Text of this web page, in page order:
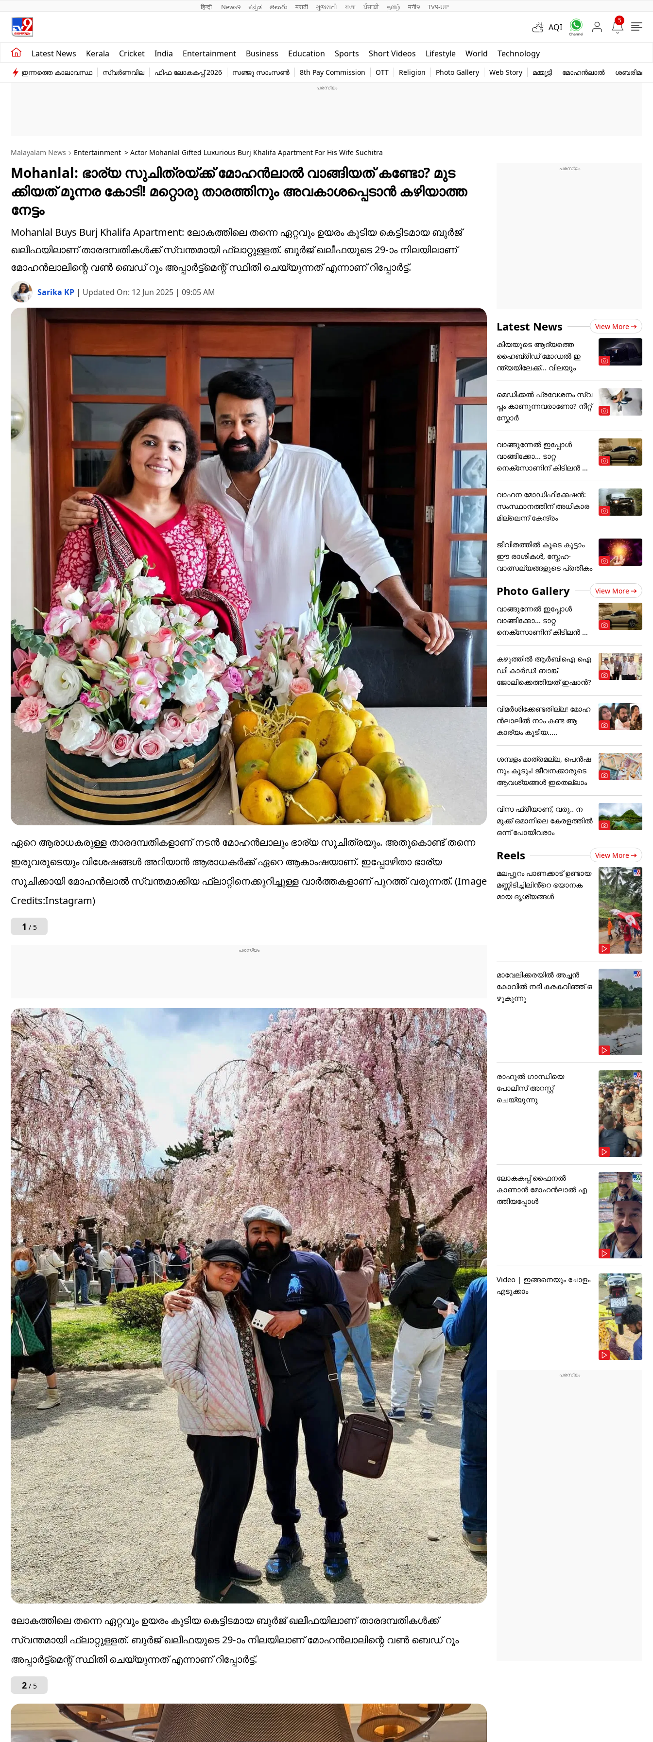
हिन्दी News9 ಕನ್ನಡ తెలుగు मराठी ગુજરાતી বাংলা ਪੰਜਾਬੀ தமிழ் मनी9 TV9-UP
AQI
5
Latest News Kerala Cricket India Entertainment Business Education Sports Short Videos Lifestyle World Technology
Kerala
India
Education
world
Web Story
ഇന്നത്തെ കാലാവസ്ഥ സ്വർണവില ഫിഫ ലോകകപ്പ് 2026 സഞ്ജു സാംസൺ 8th Pay Commission OTT Religion Photo Gallery Web Story മമ്മൂട്ടി മോഹൻലാൽ ശബരിമല
Malayalam News Entertainment > Actor Mohanlal Gifted Luxurious Burj Khalifa Apartment For His Wife Suchitra
Mohanlal: ഭാര്യ സുചിത്രയ്ക്ക് മോഹൻലാൽ വാങ്ങിയത് കണ്ടോ? മുട​
ക്കിയത് മൂന്നര കോടി! മറ്റൊരു താരത്തിനും അവകാശപ്പെടാൻ കഴിയാത്ത
നേട്ടം
Mohanlal Buys Burj Khalifa Apartment: ലോകത്തിലെ തന്നെ ഏറ്റവും ഉയരം കൂടിയ കെട്ടിടമായ ബുർജ്
ഖലീഫയിലാണ് താരദമ്പതികൾക്ക് സ്വന്തമായി ഫ്ലാറ്റുള്ളത്. ബുർജ് ഖലീഫയുടെ 29-ാം നിലയിലാണ്
മോഹൻലാലിന്റെ വൺ ബെഡ് റൂം അപ്പാർട്ട്മെന്റ് സ്ഥിതി ചെയ്യുന്നത് എന്നാണ് റിപ്പോർട്ട്.
Sarika KP | Updated On: 12 Jun 2025 | 09:05 AM
ഏറെ ആരാധകരുള്ള താരദമ്പതികളാണ് നടൻ മോ​ഹൻലാലും ഭാര്യ സുചിത്രയും. അതുകൊണ്ട് തന്നെ
ഇരുവരുടെയും വിശേഷങ്ങൾ അറിയാൻ ആരാധകർക്ക് ഏറെ ആകാംഷയാണ്. ഇപ്പോഴിതാ ഭാര്യ
സുചിക്കായി മോഹൻലാൽ സ്വന്തമാക്കിയ ഫ്ലാറ്റിനെക്കുറിച്ചുള്ള വാർത്തകളാണ് പുറത്ത് വരുന്നത്. (Image
Credits:Instagram)
1 / 5
ലോകത്തിലെ തന്നെ ഏറ്റവും ഉയരം കൂടിയ കെട്ടിടമായ ബുർജ് ഖലീഫയിലാണ് താരദമ്പതികൾക്ക്
സ്വന്തമായി ഫ്ലാറ്റുള്ളത്. ബുർജ് ഖലീഫയുടെ 29-ാം നിലയിലാണ് മോഹൻലാലിന്റെ വൺ ബെഡ് റൂം
അപ്പാർട്ട്മെന്റ് സ്ഥിതി ചെയ്യുന്നത് എന്നാണ് റിപ്പോർട്ട്.
2/ 5
Latest News View More
കിയയുടെ ആദ്യത്തെ
ഹൈബ്രിഡ് മോഡൽ ഇ
ന്ത്യയിലേക്ക്... വിലയും
മെഡിക്കല്‍ പ്രവേശനം സ്വ
പ്നം കാണുന്നവരാണോ? നീറ്റ്
സ്കോർ
വാങ്ങുന്നേൽ ഇപ്പോൾ
വാങ്ങിക്കോ... ടാറ്റ
നെക്സോണിന് കിടിലൻ ഓ
ഫർ
വാഹന മോഡിഫിക്കേഷൻ:
സംസ്ഥാനത്തിന് അ‌ധികാര
മില്ലെന്ന് കേന്ദ്രം
ജീവിതത്തിൽ കൂടെ കൂട്ടാം
ഈ രാശികൾ, സ്നേഹ-
വാത്സല്യങ്ങളുടെ പ്രതീകം
Photo Gallery View More
വാങ്ങുന്നേൽ ഇപ്പോൾ
വാങ്ങിക്കോ... ടാറ്റ
നെക്സോണിന് കിടിലൻ ഓ
ഫർ
കഴുത്തില്‍ ആര്‍ബിഐ ഐ
ഡി കാര്‍ഡ്! ബാങ്ക്
ജോലിക്കെത്തിയത് ഇഷാന്‍?
വിമർശിക്കേണ്ടതില്ല! മോഹ
ൻലാലിൽ നാം കണ്ട ആ
കാര്യം കൂടിയ.....
ശമ്പളം മാത്രമല്ല, പെൻഷ
നും കൂടും! ജീവനക്കാരുടെ
ആവശ്യങ്ങൾ ഇതെല്ലാം
വിസ ഫ്രീയാണ്, വരൂ.. ന
മുക്ക് ഒമാനിലെ കേരളത്തിൽ
ഒന്ന് പോയിവരാം
Reels View More
മലപ്പുറം പാണക്കാട് ഉണ്ടായ
മണ്ണിടിച്ചിലിൻ്റെ ഭയാനക
മായ ദൃശ്യങ്ങൾ
മാവേലിക്കരയിൽ അച്ചൻ
കോവിൽ നദി കരകവിഞ്ഞ് ഒ
ഴുകുന്നു
രാഹുൽ ഗാന്ധിയെ
പോലീസ് അറസ്റ്റ്
ചെയ്യുന്നു
ലോകകപ്പ് ഫൈനൽ
കാണാൻ മോഹൻലാൽ എ
ത്തിയപ്പോൾ
Video | ഇങ്ങനെയും ചോളം
എടുക്കാം